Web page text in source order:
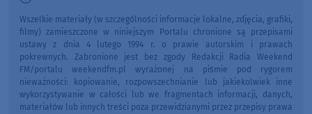
Wszelkie materiały (w szczególności informacje lokalne, zdjęcia, grafiki,
filmy) zamieszczone w niniejszym Portalu chronione są przepisami
ustawy z dnia 4 lutego 1994 r. o prawie autorskim i prawach
pokrewnych. Zabronione jest bez zgody Redakcji Radia Weekend
FM/portalu weekendfm.pl wyrażonej na piśmie pod rygorem
nieważności: kopiowanie, rozpowszechnianie lub jakiekolwiek inne
wykorzystywanie w całości lub we fragmentach informacji, danych,
materiałów lub innych treści poza przewidzianymi przez przepisy prawa